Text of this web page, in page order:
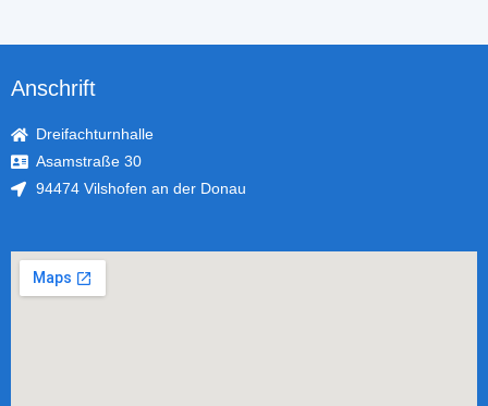
Anschrift
Dreifachturnhalle
Asamstraße 30
94474 Vilshofen an der Donau